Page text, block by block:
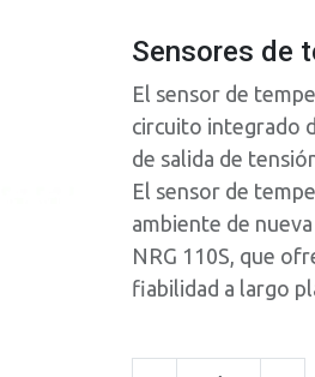
Sensores de
El sensor de
circuito integrado
de salida de
El sensor de
ambiente de
NRG 110S, que
fiabilidad a largo